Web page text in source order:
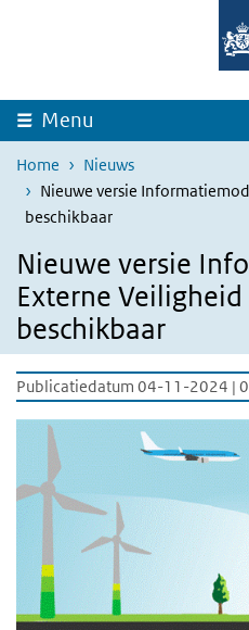
Overslaan en naar de inhoud gaan
Menu
Home
Nieuws
Nieuwe versie
beschikbaar
Nieuwe versie
Externe Veiligheid
beschikbaar
Publicatiedatum 04-11-2024 |